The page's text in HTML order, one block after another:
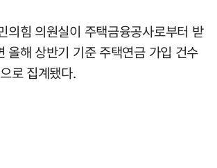
의힘 의원실이 주택금융공사로부터 받
올해 상반기 기준 주택연금 가입 건수
로 집계됐다.